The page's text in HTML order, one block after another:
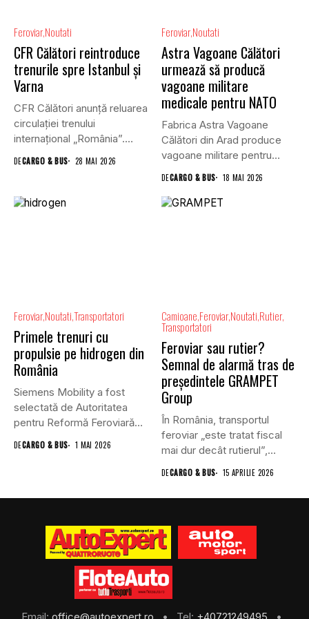
FeroviarNoutati
CFR Călători reintroduce
trenurile spre Istanbul și
Varna
CFR Călători anunță reluarea
circulației trenului
internațional „România”.
DECARGO & BUS 28 MAI 2026
FeroviarNoutati
Astra Vagoane Călători
urmează să producă
vagoane militare
medicale pentru NATO
Fabrica Astra Vagoane
Călători din Arad produce
vagoane militare pentru
DECARGO & BUS 18 MAI 2026
FeroviarNoutatiTransportatori
Primele trenuri cu
propulsie pe hidrogen din
România
Siemens Mobility a fost
selectată de Autoritatea
pentru Reformă Feroviară
(ARF) din...
DECARGO & BUS 1 MAI 2026
Camioane FeroviarNoutati Rutier
Transportatori
Feroviar sau rutier?
Semnal de alarmă tras de
președintele GRAMPET
Group
În România, transportul
feroviar „este tratat fiscal
mai dur decât rutierul”,
afirmă...
DECARGO & BUS 15 APRILIE 2026